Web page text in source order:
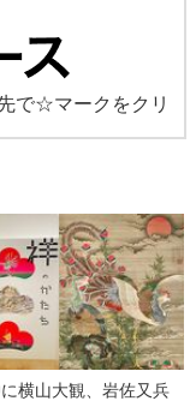
先で☆マークをクリ
横山大観、岩佐又兵